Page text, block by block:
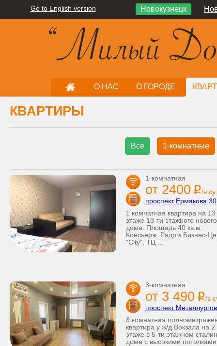
Go to English version Новокузнецк
О НАС О ГОРОДЕ
КВАРТИРЫ
Все 1-комнатные
1-комнатная
от 2400 i/в
проспект Ермакова 30
1 комнатная квартира на 13
этаже 18-ти этажного нового
дома. Площадь 40 кв.м.
Консьерж. Рядом Бизнес-
"City", ТЦ ...
3-комнатная
от 3 490 i/в
проспект
3 комнатная
квартира у ж/д Вокзала на 2
этаже в 5-ти этажном
доме с высокими